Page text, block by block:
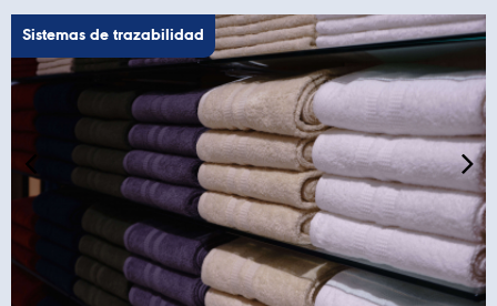
Sistemas de trazabilidad